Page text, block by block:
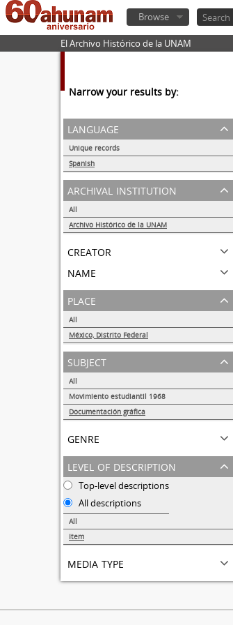
Browse
El Archivo Histórico de la UNAM
Narrow your results by:
language
Unique records
Spanish
1
archival institution
All
Archivo Histórico de la UNAM
creator
name
place
All
México, Distrito Federal
1
subject
All
Movimiento estudiantil 1968
Documentación gráfica
genre
level of description
Top-level descriptions
All descriptions
All
Item
media type